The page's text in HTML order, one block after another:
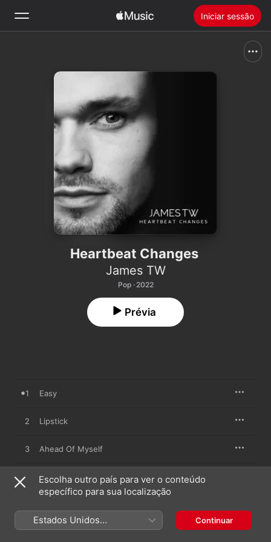
Iniciar sessão
Novidades
Instalar o Apple Music
Heartbeat Changes
James TW
Pop · 2022
Prévia
1 Easy
2 Lipstick
3 Ahead Of Myself
4 Butterflies
6 Playlist
Escolha outro país para ver o conteúdo
específico para sua localização
Estados Unidos
(Português Brasil)
Continuar